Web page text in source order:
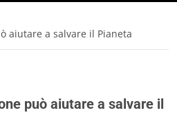
aiutare a salvare il Pianeta
può aiutare a salvare il